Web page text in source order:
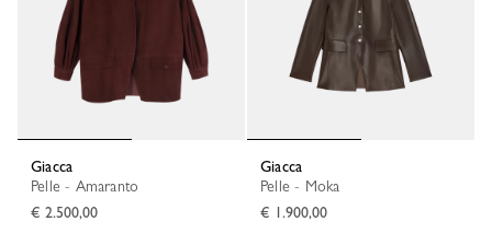
Giacca
Pelle - Amaranto
€ 2.500,00
Giacca
Pelle - Moka
€ 1.900,00